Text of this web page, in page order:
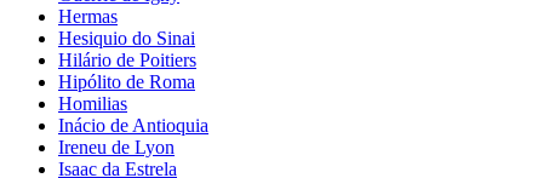
Hermas
Hesiquio do Sinai
Hilário de Poitiers
Hipólito de Roma
Homilias
Inácio de Antioquia
Ireneu de Lyon
Isaac da Estrela